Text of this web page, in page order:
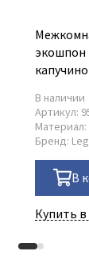
экошпон
В наличии
Артикул:
Материал:
Бренд:
В
Купить в